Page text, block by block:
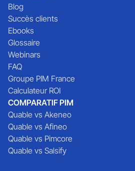
Blog
Succès clients
Ebooks
Glossaire
Webinars
FAQ
Groupe PIM France
Calculateur ROI
COMPARATIF PIM
Quable vs Akeneo
Quable vs Afineo
Quable vs Pimcore
Quable vs Salsify